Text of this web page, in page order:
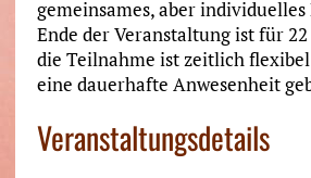
gemeinsames, aber individuelles
Ende der Veranstaltung ist für
die Teilnahme ist zeitlich
eine dauerhafte Anwesenheit
Veranstaltungsdetails